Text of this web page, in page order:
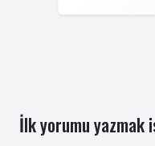
İlk yorumu yazmak